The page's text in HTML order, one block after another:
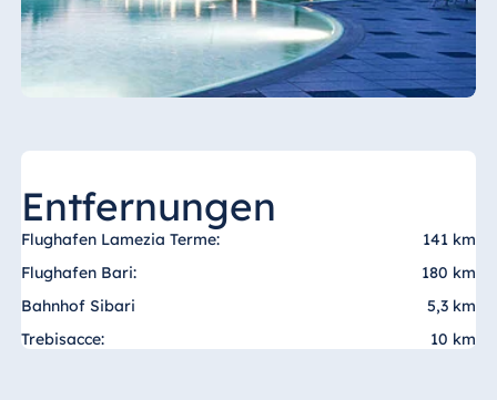
Ägypten
Jolie Ville Resort
& Casino Sharm
Albanien
Tirana
Resort Marina
Bay
Entfernungen
Flughafen Lamezia Terme:
141 km
Flughafen Bari:
180 km
Bahnhof Sibari
5,3 km
Trebisacce:
10 km